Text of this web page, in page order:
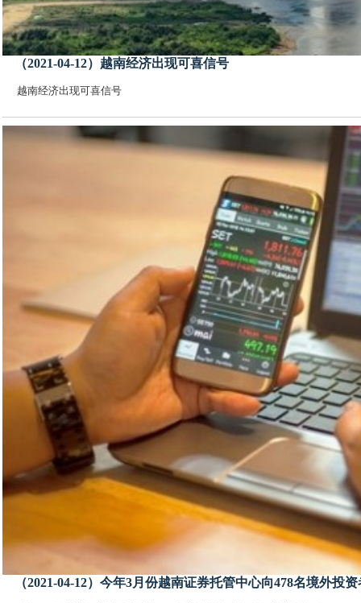
（2021-04-12）越南经济出现可喜信号
越南经济出现可喜信号
（2021-04-12）今年3月份越南证券托管中心向478名境外投